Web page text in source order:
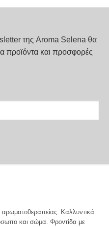
της Aroma Selena θα
προϊόντα και προσφορές
Καλλυντικά
και σώμα. Φροντίδα με